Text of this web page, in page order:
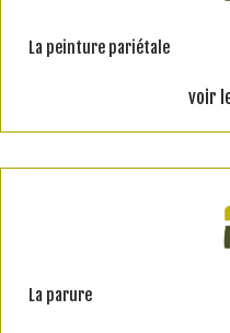
La peinture pariétale
voir
La parure